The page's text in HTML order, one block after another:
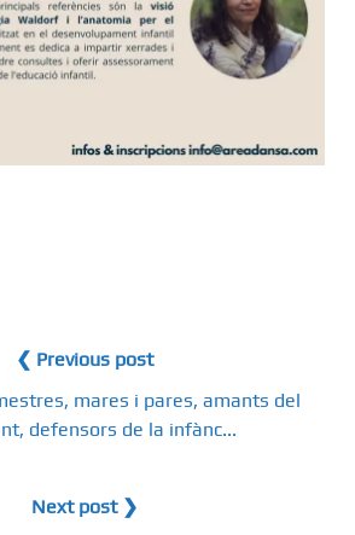
❮ Previous post
mares i pares, amants del
defensors de la infànc...
Next post ❯